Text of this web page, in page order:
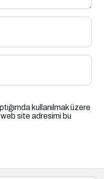
kullanılmak üzere
site adresimi bu